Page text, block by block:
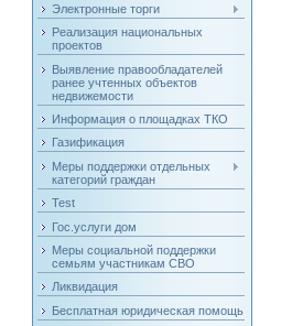
Электронные торги
Реализация национальных
проектов
Выявление правообладателей
ранее учтенных объектов
недвижемости
Информация о площадках ТКО
Газификация
Меры поддержки отдельных
категорий граждан
Test
Гос.услуги дом
Меры социальной поддержки
семьям участникам СВО
Ликвидация
Бесплатная юридическая помощь